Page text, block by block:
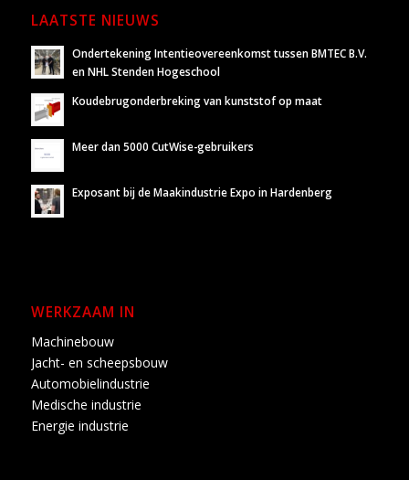
LAATSTE NIEUWS
Ondertekening Intentieovereenkomst tussen BMTEC B.V.
en NHL Stenden Hogeschool
Koudebrugonderbreking van kunststof op maat
Meer dan 5000 CutWise-gebruikers
Exposant bij de Maakindustrie Expo in Hardenberg
WERKZAAM IN
Machinebouw
Jacht- en scheepsbouw
Automobielindustrie
Medische industrie
Energie industrie